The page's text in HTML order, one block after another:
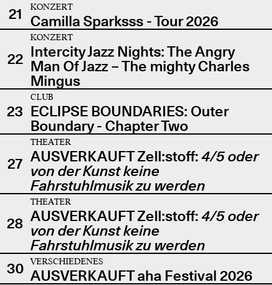
21
KONZERT
Camilla Sparksss - Tour 2026
22
KONZERT
Intercity Jazz Nights: The Angry
Man Of Jazz – The mighty Charles
Mingus
23
CLUB
ECLIPSE BOUNDARIES: Outer
Boundary - Chapter Two
27
THEATER
AUSVERKAUFT Zell:stoff: 4/5 oder
von der Kunst keine
Fahrstuhlmusik zu werden
28
THEATER
AUSVERKAUFT Zell:stoff: 4/5 oder
von der Kunst keine
Fahrstuhlmusik zu werden
30
VERSCHIEDENES
AUSVERKAUFT aha Festival 2026